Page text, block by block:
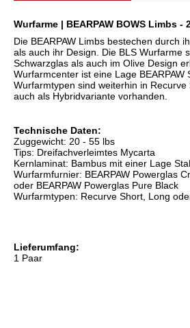
Wurfarme | BEARPAW BOWS Limbs -
Die BEARPAW Limbs bestechen durch
als auch ihr Design. Die BLS Wurfarme
Schwarzglas als auch im Olive Design
Wurfarmcenter ist eine Lage BEARPAW
Wurfarmtypen sind weiterhin in
auch als Hybridvariante vorhanden.
Technische Daten:
Zuggewicht: 20 - 55 lbs
Tips: Dreifachverleimtes Mycarta
Kernlaminat: Bambus mit einer Lage
Wurfarmfurnier: BEARPAW Powerglas
oder BEARPAW Powerglas Pure Black
Wurfarmtypen: Recurve Short, Long
Lieferumfang:
1 Paar